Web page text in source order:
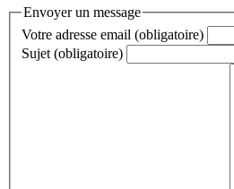
Envoyer un message
Votre adresse email (obligatoire)
Sujet (obligatoire)